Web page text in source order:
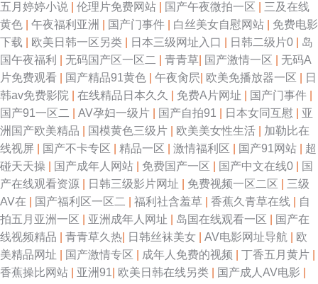
五月婷婷小说
伦理片免费网站 国产午夜微拍一区
三及在线
黄色
午夜福利亚洲 国产门事件 白丝美女自慰网站
免费电影
下载
欧美日韩一区另类 日本三级网址入口 日韩二级片0
岛
国午夜福利
无码国产区一区二 青青草 国产激情一区
无码A
片免费观看
国产精品91黄色 午夜肏屄 欧美免播放器一区
日
韩av免费影院
在线精品日本久久 免费A片网址 国产门事件
国产91一区二
AV孕妇一级片 国产自拍91 日本女同互慰
亚
洲国产欧美精品
国模黄色三级片 欧美美女性生活
加勒比在
线视屏
国产不卡专区 精品一区 激情福利区 国产91网站
超
碰天天操
国产成年人网站 免费国产一区 国产中文在线0
国
产在线观看资源
日韩三级影片网址 免费视频一区二区
三级
AV在
国产福利区一区二 福利社含羞草 香蕉久青草在线
自
拍五月亚洲一区
亚洲成年人网址 岛国在线观看一区
国产在
线视频精品
青青草久热 日韩丝袜美女 AV电影网址导航
欧
美精品网址
国产激情专区 成年人免费的视频 丁香五月黄片
香蕉操比网站
亚洲91 欧美日韩在线另类 国产成人AV电影